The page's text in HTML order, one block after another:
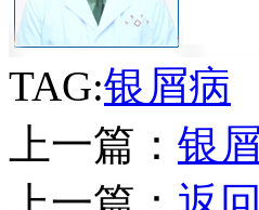
TAG:银屑病
上一篇： 银